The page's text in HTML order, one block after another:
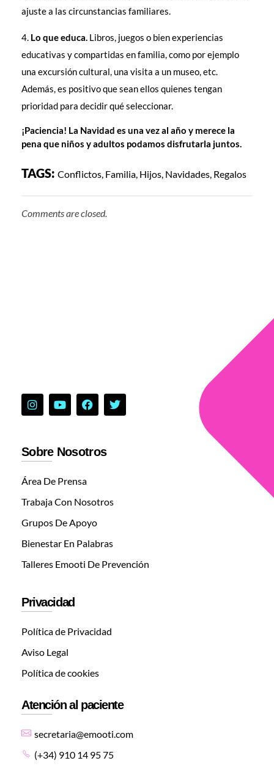
ajuste a las circunstancias familiares.
Lo que educa. Libros, juegos o bien experiencias
educativas y compartidas en familia, como por ejemplo
una excursión cultural, una visita a un museo, etc.
Además, es positivo que sean ellos quienes tengan
prioridad para decidir qué seleccionar.
¡Paciencia! La Navidad es una vez al año y merece la
pena que niños y adultos podamos disfrutarla juntos.
TAGS: Conflictos Familia Hijos Navidades Regalos
Comments are closed.
Sobre Nosotros
Área De Prensa
Trabaja Con Nosotros
Grupos De Apoyo
Bienestar En Palabras
Talleres Emooti De Prevención
Privacidad
Política de Privacidad
Aviso Legal
Política de cookies
Atención al paciente
secretaria@emooti.com
(+34) 910 14 95 75